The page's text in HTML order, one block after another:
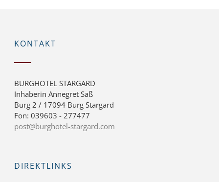
KONTAKT
BURGHOTEL STARGARD
Inhaberin Annegret Saß
Burg 2 / 17094 Burg Stargard
Fon: 039603 - 277477
post@burghotel-stargard.com
DIREKTLINKS